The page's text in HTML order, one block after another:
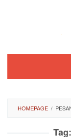
HOMEPAGE /
Tag: